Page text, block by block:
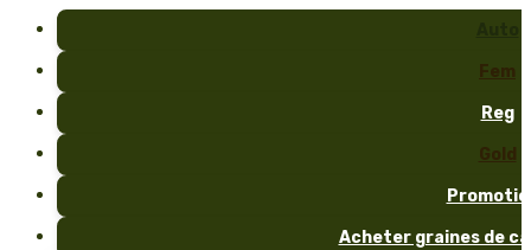
Fem
Reg
Gold
Acheter graines de